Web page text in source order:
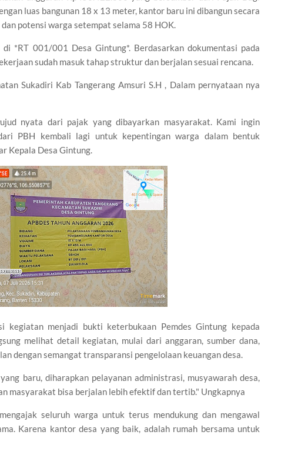
luas bangunan 18 x 13 meter, kantor baru ini dibangun secara
potensi warga setempat selama 58 HOK.
di *RT 001/001 Desa Gintung*. Berdasarkan dokumentasi pada
sudah masuk tahap struktur dan berjalan sesuai rencana.
Sukadiri Kab Tangerang Amsuri S.H , Dalam pernyataan nya
nyata dari pajak yang dibayarkan masyarakat. Kami ingin
PBH kembali lagi untuk kepentingan warga dalam bentuk
Kepala Desa Gintung.
kegiatan menjadi bukti keterbukaan Pemdes Gintung kepada
melihat detail kegiatan, mulai dari anggaran, sumber dana,
dengan semangat transparansi pengelolaan keuangan desa.
baru, diharapkan pelayanan administrasi, musyawarah desa,
masyarakat bisa berjalan lebih efektif dan tertib." Ungkapnya
seluruh warga untuk terus mendukung dan mengawal
Karena kantor desa yang baik, adalah rumah bersama untuk